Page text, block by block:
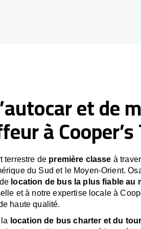
et de
à
terrestre de première classe à
du Sud et le Moyen-Orient.
location de bus la plus fiable au
et à notre expertise locale à
haute qualité.
location de bus charter et du